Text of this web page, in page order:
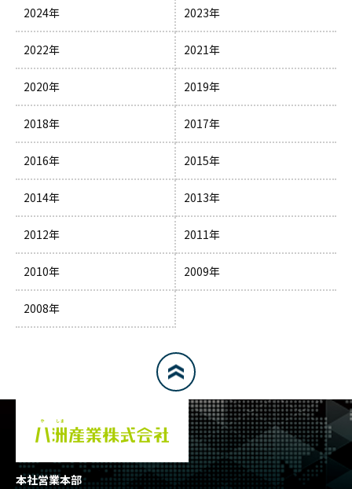
2024年 2023年
2022年 2021年
2020年 2019年
2018年 2017年
2016年 2015年
2014年 2013年
2012年 2011年
2010年 2009年
2008年
本社営業本部